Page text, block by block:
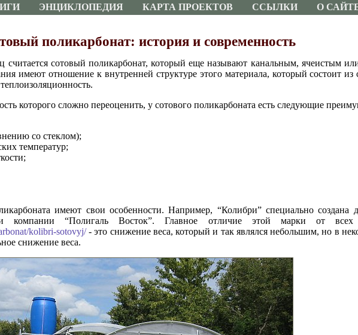
ЭНЦИКЛОПЕДИЯ КАРТА ПРОЕКТОВ ССЫЛКИ
О
поликарбонат: история и современность
сотовый поликарбонат, который еще называют канальным, ячеистым
имеют отношение к внутренней структуре этого материала, который состоит из
которого сложно переоценить, у сотового поликарбоната есть следующие
со стеклом);
температур;
имеют свои особенности. Например, “Колибри” специально создана
компании “Полигаль Восток”. Главное отличие этой марки от
kolibri-sotovyj/- это снижение веса, который и так являлся небольшим, но в
снижение веса.